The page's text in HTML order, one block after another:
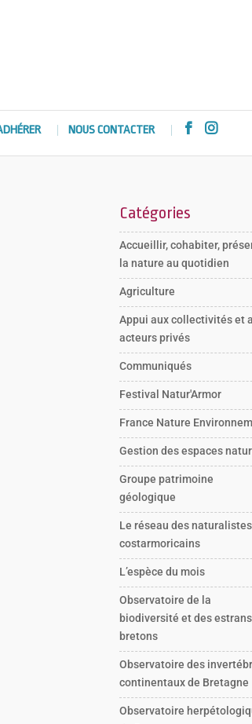
NOUS CONTACTER  
Catégories
Accueillir, cohabiter,
la nature au quotidien
Agriculture
Appui aux collectivités et
acteurs privés
Communiqués
Festival Natur'Armor
France Nature
Gestion des espaces
Groupe patrimoine
géologique
Le réseau des naturalistes
costarmoricains
L’espèce du mois
Observatoire de la
biodiversité et des estrans
bretons
Observatoire des
continentaux de Bretagne
Observatoire